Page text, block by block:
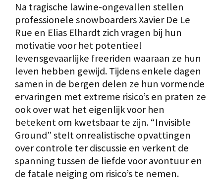
Na tragische lawine-ongevallen stellen
professionele snowboarders Xavier De Le
Rue en Elias Elhardt zich vragen bij hun
motivatie voor het potentieel
levensgevaarlijke freeriden waaraan ze hun
leven hebben gewijd. Tijdens enkele dagen
samen in de bergen delen ze hun vormende
ervaringen met extreme risico’s en praten ze
ook over wat het eigenlijk voor hen
betekent om kwetsbaar te zijn. “Invisible
Ground” stelt onrealistische opvattingen
over controle ter discussie en verkent de
spanning tussen de liefde voor avontuur en
de fatale neiging om risico’s te nemen.